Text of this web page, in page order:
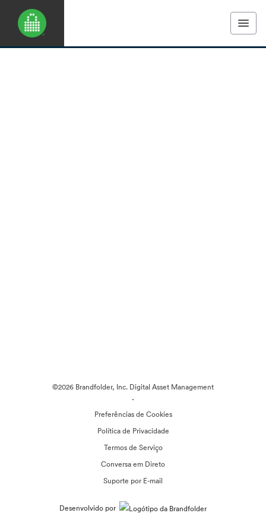
©2026 Brandfolder, Inc. Digital Asset Management
·
Preferências de Cookies
Política de Privacidade
Termos de Serviço
Conversa em Direto
Suporte por E-mail
Desenvolvido por